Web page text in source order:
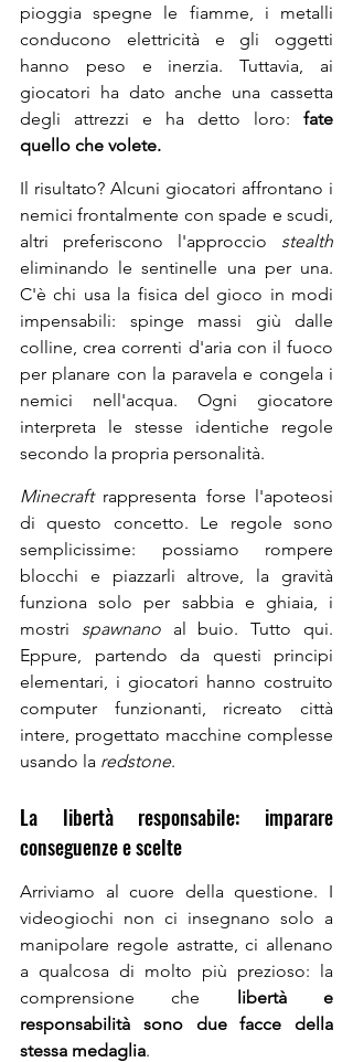
pioggia spegne le fiamme, i metalli
conducono elettricità e gli oggetti
hanno peso e inerzia. Tuttavia, ai
giocatori ha dato anche una cassetta
degli attrezzi e ha detto loro: fate
quello che volete.
Il risultato? Alcuni giocatori affrontano i
nemici frontalmente con spade e scudi,
altri preferiscono l'approccio stealth
eliminando le sentinelle una per una.
C'è chi usa la fisica del gioco in modi
impensabili: spinge massi giù dalle
colline, crea correnti d'aria con il fuoco
per planare con la paravela e congela i
nemici nell'acqua. Ogni giocatore
interpreta le stesse identiche regole
secondo la propria personalità.
Minecraft rappresenta forse l'apoteosi
di questo concetto. Le regole sono
semplicissime: possiamo rompere
blocchi e piazzarli altrove, la gravità
funziona solo per sabbia e ghiaia, i
mostri spawnano al buio. Tutto qui.
Eppure, partendo da questi principi
elementari, i giocatori hanno costruito
computer funzionanti, ricreato città
intere, progettato macchine complesse
usando la redstone.
La libertà responsabile: imparare
conseguenze e scelte
Arriviamo al cuore della questione. I
videogiochi non ci insegnano solo a
manipolare regole astratte, ci allenano
a qualcosa di molto più prezioso: la
comprensione che libertà e
responsabilità sono due facce della
stessa medaglia.